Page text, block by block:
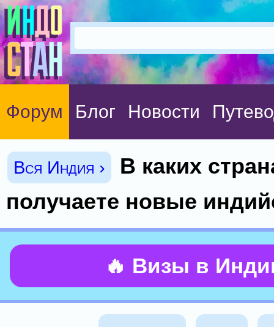
Форум Блог Новости
Вся Индия ›
В каких
получаете новые
🔥 Визы в